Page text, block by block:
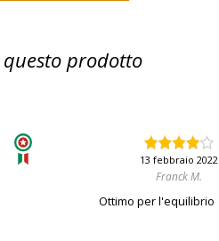
questo prodotto
13 febbraio 2022
Franck M.
Ottimo per l'equilibrio